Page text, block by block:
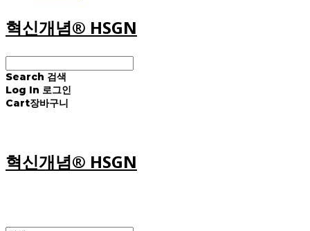
혁신개념® HSGN
Search 검색
Log In 로그인
Cart장바구니
혁신개념® HSGN